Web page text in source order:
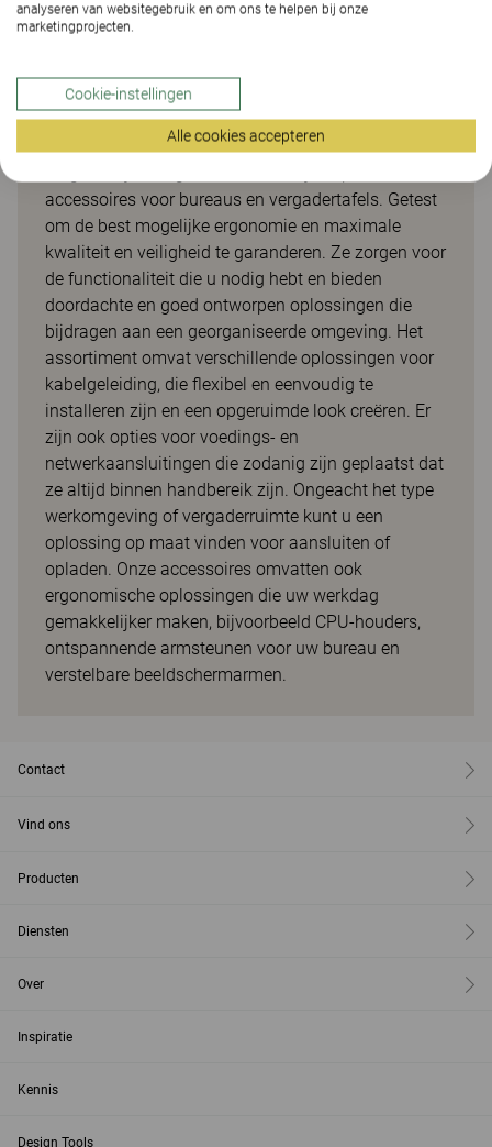
Slimme opties en accessoires
vergadertafels
Opti is ons slimme assortiment eenvoudig
accessoires voor bureaus en vergadertafels. Getest
om de best mogelijke ergonomie en maximale
kwaliteit en veiligheid te garanderen. Ze zorgen voor
de functionaliteit die u nodig hebt en bieden
doordachte en goed ontworpen oplossingen die
bijdragen aan een georganiseerde omgeving. Het
assortiment omvat verschillende oplossingen voor
kabelgeleiding, die flexibel en eenvoudig te
installeren zijn en een opgeruimde look creëren. Er
zijn ook opties voor voedings- en
netwerkaansluitingen die zodanig zijn geplaatst dat
ze altijd binnen handbereik zijn. Ongeacht het type
werkomgeving of vergaderruimte kunt u een
oplossing op maat vinden voor aansluiten of
opladen. Onze accessoires omvatten ook
ergonomische oplossingen die uw werkdag
gemakkelijker maken, bijvoorbeeld CPU-houders,
ontspannende armsteunen voor uw bureau en
verstelbare beeldschermarmen.
Contact
Vind ons
Producten
Diensten
Over
Inspiratie
Kennis
Design Tools
analyseren van websitegebruik en om ons te helpen bij onze
marketingprojecten.
Cookie-instellingen
Alle cookies accepteren